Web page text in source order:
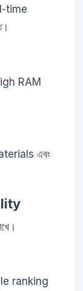
time
RAM
এবং
ranking